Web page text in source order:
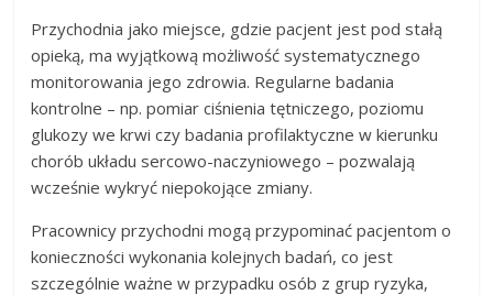
Przychodnia jako miejsce, gdzie pacjent jest pod stałą
opieką, ma wyjątkową możliwość systematycznego
monitorowania jego zdrowia. Regularne badania
kontrolne – np. pomiar ciśnienia tętniczego, poziomu
glukozy we krwi czy badania profilaktyczne w kierunku
chorób układu sercowo-naczyniowego – pozwalają
wcześnie wykryć niepokojące zmiany.
Pracownicy przychodni mogą przypominać pacjentom o
konieczności wykonania kolejnych badań, co jest
szczególnie ważne w przypadku osób z grup ryzyka,